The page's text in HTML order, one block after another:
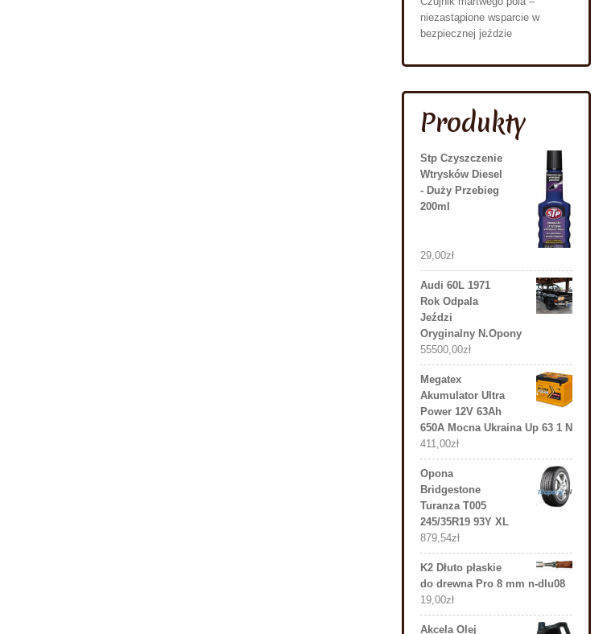
niezastąpione wsparcie w
bezpiecznej jeździe
Produkty
Stp Czyszczenie
Wtrysków Diesel
- Duży Przebieg
200ml
29,00zł
Audi 60L 1971
Rok Odpala
Jeździ
Oryginalny N.Opony
55500,00zł
Megatex
Akumulator Ultra
Power 12V 63Ah
650A Mocna Ukraina Up 63 1 N
411,00zł
Opona
Bridgestone
Turanza T005
245/35R19 93Y XL
879,54zł
K2 Dłuto płaskie
do drewna Pro 8 mm n-dlu08
19,00zł
Akcela Olej